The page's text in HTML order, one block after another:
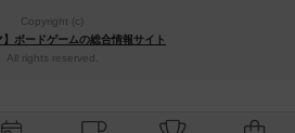
Copyright (c)
】ボードゲームの総合情報サイト
All rights reserved.